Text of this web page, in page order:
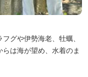
グや伊勢海老、牡蠣、
は海が望め、水着のま